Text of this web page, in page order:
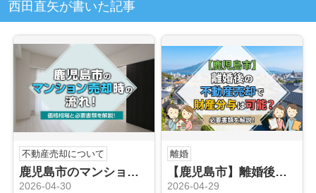
西田直矢が書いた記事
不動産売却について
鹿児島市のマンション売却時の流れ！価格相場と必要書類を解説！
2026-04-30
離婚
【鹿児島市】離婚後の不動産売却で財産分与は可能？必要書類を解説！
2026-04-29